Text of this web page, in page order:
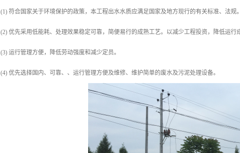
(1) 符合国家关于环境保护的政策，本工程出水水质应满足国家及地方现行的有关标准、法规。
(2) 优先采用低能耗、处理效果稳定可靠，简便易行的成熟工艺。以减少工程投资，降低运行
(3) 运行管理方便，降低劳动强度和减少定员。
(4) 优先选择国内、可靠、、运行管理方便及维修、维护简单的废水及污泥处理设备。